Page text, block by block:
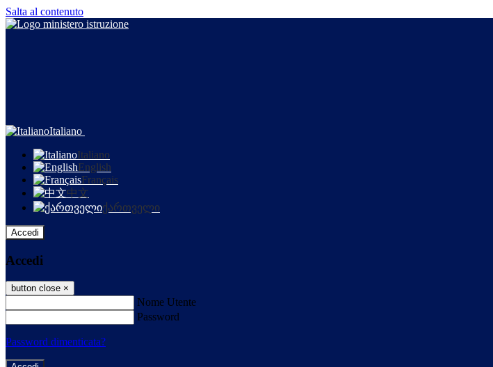
Salta al contenuto
Italiano
Italiano
English
Français
中文
ქართველი
Accedi
Accedi
button close ×
Nome Utente
Password
Password dimenticata?